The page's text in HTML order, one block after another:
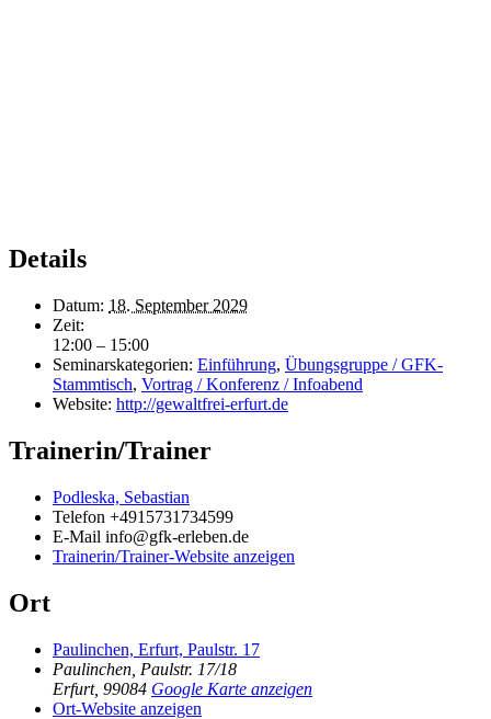
Details
Datum: 18. September 2029
Zeit:
12:00 – 15:00
Seminarskategorien: Einführung, Übungsgruppe / GFK-
Stammtisch, Vortrag / Konferenz / Infoabend
Website: http://gewaltfrei-erfurt.de
Trainerin/Trainer
Podleska, Sebastian
Telefon +4915731734599
E-Mail info@gfk-erleben.de
Trainerin/Trainer-Website anzeigen
Ort
Paulinchen, Erfurt, Paulstr. 17
Paulinchen, Paulstr. 17/18
Erfurt, 99084 Google Karte anzeigen
Ort-Website anzeigen